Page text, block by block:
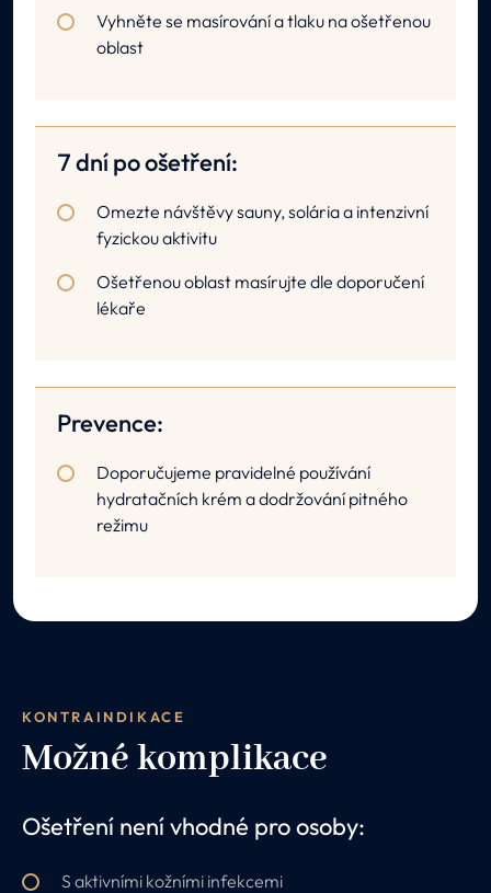
Vyhněte se masírování a tlaku na ošetřenou
oblast
7 dní po ošetření:
Omezte návštěvy sauny, solária a intenzivní
fyzickou aktivitu
Ošetřenou oblast masírujte dle doporučení
lékaře
Prevence:
Doporučujeme pravidelné používání
hydratačních krém a dodržování pitného
režimu
KONTRAINDIKACE
Možné komplikace
Ošetření není vhodné pro osoby:
S aktivními kožními infekcemi